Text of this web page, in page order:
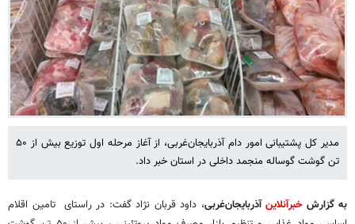
مدیر کل پشتیبانی امور دام آذربایجان‌غربی، از آغاز مرحله اول توزیع بیش از ۵۰
تن گوشت گوساله منجمد داخلی در استان خبر داد.
به گزارشخبرآنلاین آذربایجان‌غربی، داود قربان نژاد گفت: در راستای تامین اقلام